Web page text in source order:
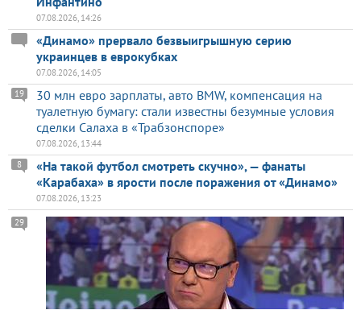
07.08.2026, 14:26
«Динамо» прервало безвыигрышную серию
украинцев в еврокубках
07.08.2026, 14:05
30 млн евро зарплаты, авто BMW, компенсация на
туалетную бумагу: стали известны безумные условия
сделки Салаха в «Трабзонспоре»
19
07.08.2026, 13:44
«На такой футбол смотреть скучно», — фанаты
«Карабаха» в ярости после поражения от «Динамо»
8
07.08.2026, 13:23
29